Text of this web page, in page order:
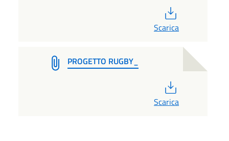
Scarica
PROGETTO RUGBY_
Scarica